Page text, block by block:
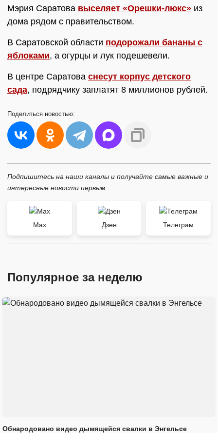
Мэрия Саратова выселяет «Орешки-люкс» из
дома рядом с правительством.
В Саратовской области подорожали бананы с
яблоками, а огурцы и лук подешевели.
В центре Саратова снесут корпус детского
сада, подрядчику заплатят 8 миллионов рублей.
Поделиться новостью:
Подпишитесь на наши каналы и получайте самые важные и
интересные новости первым
Max Дзен Телеграм
Популярное за неделю
Обнародовано видео дымящейся свалки в Энгельсе